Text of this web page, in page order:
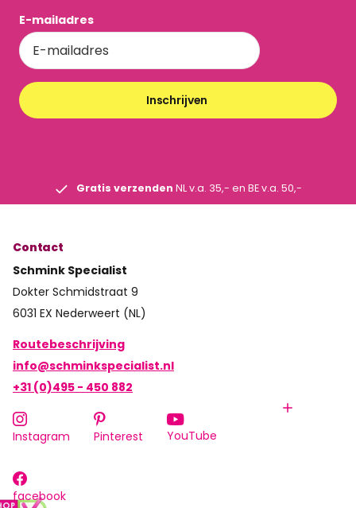
E-mailadres
Inschrijven
Gratis verzenden NL v.a. 35,- en BE v.a. 50,-
Contact
Schmink Specialist
Dokter Schmidstraat 9
6031 EX Nederweert (NL)
Routebeschrijving
info@schminkspecialist.nl
+31 (0)495 - 450 882
Instagram Pinterest YouTube
facebook